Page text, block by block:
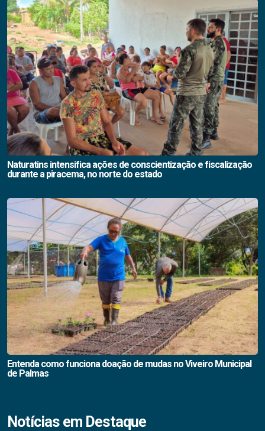
Naturatins intensifica ações de conscientização e fiscalização
durante a piracema, no norte do estado
Entenda como funciona doação de mudas no Viveiro Municipal
de Palmas
Notícias em Destaque